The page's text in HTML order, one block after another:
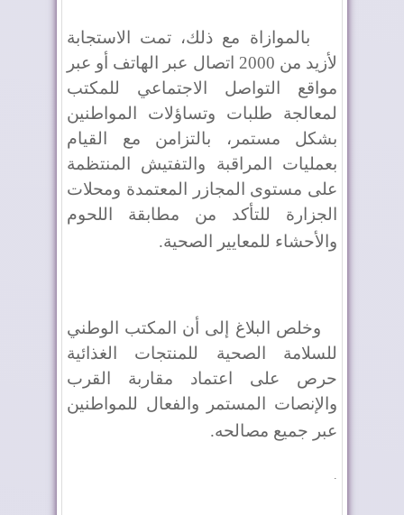
بالموازاة مع ذلك، تمت الاستجابة
لأزيد من 2000 اتصال عبر الهاتف أو عبر
مواقع التواصل الاجتماعي للمكتب
لمعالجة طلبات وتساؤلات المواطنين
بشكل مستمر، بالتزامن مع القيام
بعمليات المراقبة والتفتيش المنتظمة
على مستوى المجازر المعتمدة ومحلات
الجزارة للتأكد من مطابقة اللحوم
والأحشاء للمعايير الصحية.
وخلص البلاغ إلى أن المكتب الوطني
للسلامة الصحية للمنتجات الغذائية
حرص على اعتماد مقاربة القرب
والإنصات المستمر والفعال للمواطنين
عبر جميع مصالحه.